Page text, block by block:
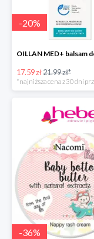
-20%
17.59 zł21.99 zł*
-36%